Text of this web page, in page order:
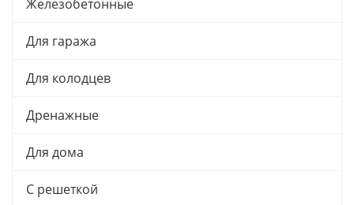
Железобетонные
Для гаража
Для колодцев
Дренажные
Для дома
С решеткой